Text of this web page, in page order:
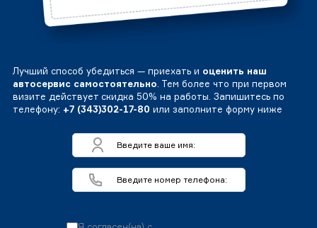
Лучший способ убедиться — приехать и оценить наш
автосервис самостоятельно . Тем более что при первом
визите действует скидка 50% на работы. Запишитесь по
телефону: +7 (343)302-17-80 или заполните форму ниже